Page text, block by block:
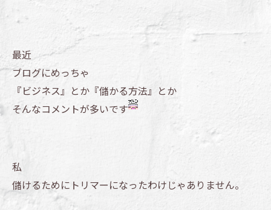
最近
ブログにめっちゃ
『ビジネス』とか『儲かる方法』とか
そんなコメントが多いです
私
儲けるためにトリマーになったわけじゃありません。